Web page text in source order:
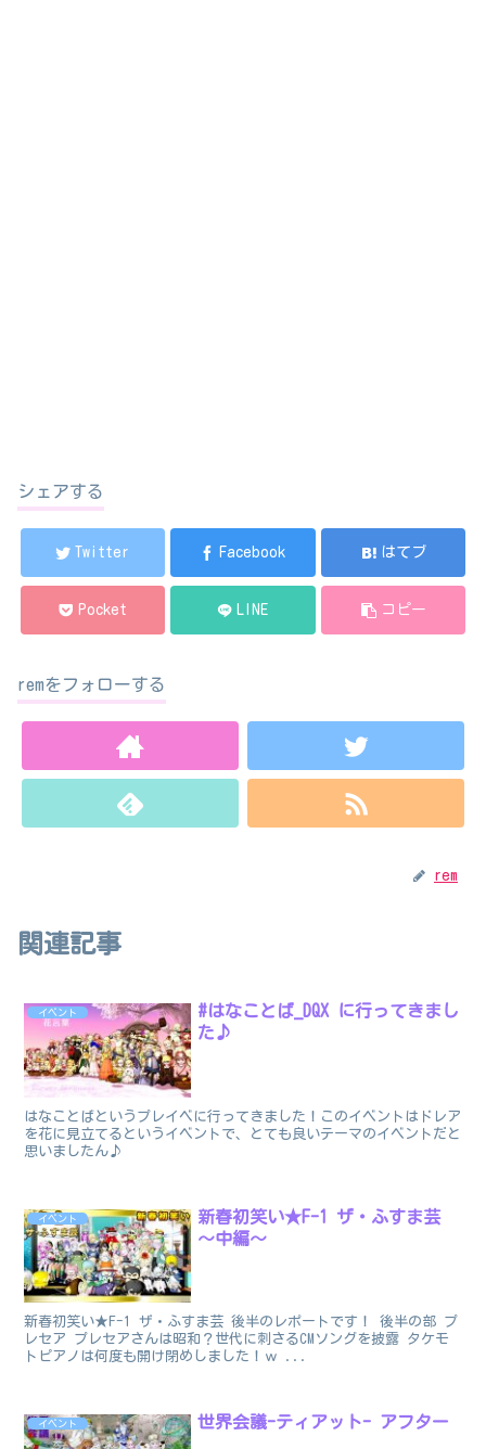
シェアする
Twitter Facebook はてブ
Pocket LINE コピー
remをフォローする
rem
関連記事
イベント
#はなことば_DQX に行ってきまし
た♪
はなことばというプレイベに行ってきました！このイベントはドレア
を花に見立てるというイベントで、とても良いテーマのイベントだと
思いましたん♪
イベント
新春初笑い★F-1 ザ・ふすま芸
～中編～
新春初笑い★F-1 ザ・ふすま芸 後半のレポートです！ 後半の部 プ
レセア プレセアさんは昭和？世代に刺さるCMソングを披露 タケモ
トピアノは何度も開け閉めしました！ｗ ...
イベント 世界会議-ティアット- アフター